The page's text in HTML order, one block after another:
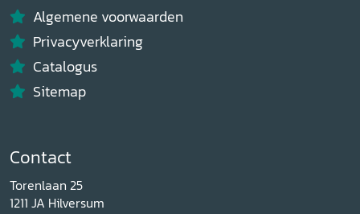
Algemene voorwaarden
Privacyverklaring
Catalogus
Sitemap
Contact
Torenlaan 25
1211 JA Hilversum